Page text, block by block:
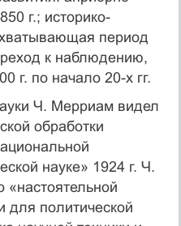
г.; историко-
период
к наблюдению,
г. по начало 20-х гг.
Ч. Мерриам видел
обработки
науке» 1924 г. Ч.
для политической